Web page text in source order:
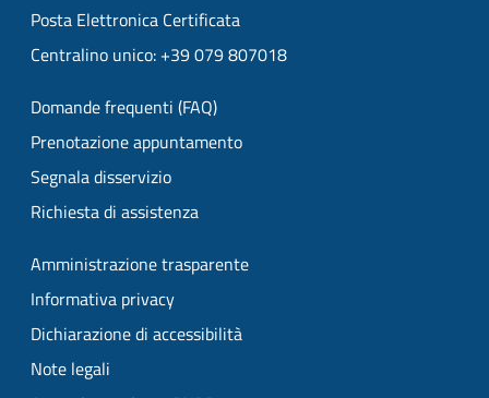
Posta Elettronica Certificata
Centralino unico: +39 079 807018
Domande frequenti (FAQ)
Prenotazione appuntamento
Segnala disservizio
Richiesta di assistenza
Amministrazione trasparente
Informativa privacy
Dichiarazione di accessibilità
Note legali